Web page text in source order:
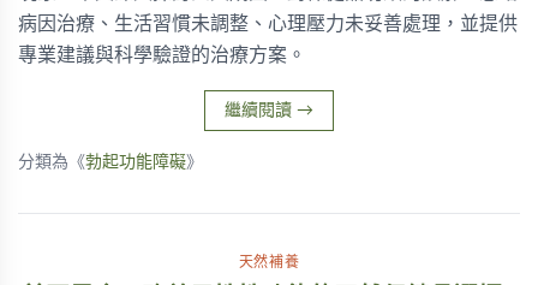
病因治療、生活習慣未調整、心理壓力未妥善處理，並提供
專業建議與科學驗證的治療方案。
繼續閱讀 →
分類為《勃起功能障礙》
天然補養